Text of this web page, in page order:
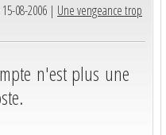
08-2006 | Une vengeance trop
n'est plus une